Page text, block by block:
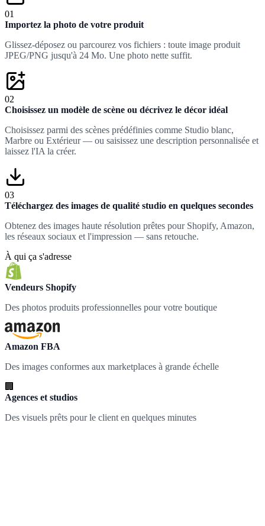
01
Importez la photo de votre produit
Glissez-déposez ou parcourez vos fichiers : toute image produit
JPEG/PNG jusqu'à 24 Mo. Une photo nette suffit.
02
Choisissez un modèle de scène ou décrivez le décor idéal
Choisissez parmi des scènes prédéfinies comme Studio blanc,
Marbre ou Extérieur — ou saisissez une description personnalisée et
laissez l'IA la créer.
03
Téléchargez des images de qualité studio en quelques secondes
Obtenez des images haute résolution prêtes pour Shopify, Amazon,
les réseaux sociaux et l'impression — sans retouche.
À qui ça s'adresse
Vendeurs Shopify
Des photos produits professionnelles pour votre boutique
Amazon FBA
Des images conformes aux marketplaces à grande échelle
🏢
Agences et studios
Des visuels prêts pour le client en quelques minutes